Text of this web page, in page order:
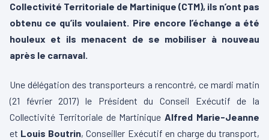
Collectivité Territoriale de Martinique (CTM), ils n’ont pas
obtenu ce qu’ils voulaient. Pire encore l’échange a été
houleux et ils menacent de se mobiliser à nouveau
après le carnaval.
Une délégation des transporteurs a rencontré, ce mardi matin
(21 février 2017) le Président du Conseil Exécutif de la
Collectivité Territoriale de MartiniqueAlfred Marie-Jeanne
et Louis Boutrin, Conseiller Exécutif en charge du transport,